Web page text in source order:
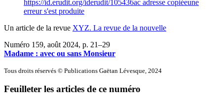
https://id.erudit.org/iderudit/105436ac adresse copiéeune
erreur s'est produite
Un article de la revue XYZ. La revue de la nouvelle
Numéro 159, août 2024, p. 21–29
Madame : avec ou sans Monsieur
Tous droits réservés © Publications Gaëtan Lévesque, 2024
Feuilleter les articles de ce numéro